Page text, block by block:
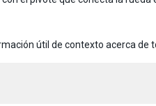
útil de contexto acerca de